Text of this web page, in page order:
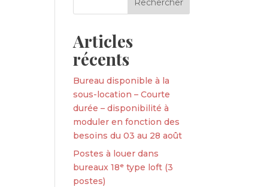
Articles
récents
Bureau disponible à la
sous-location – Courte
durée – disponibilité à
moduler en fonction des
besoins du 03 au 28 août
Postes à louer dans
bureaux 18ᵉ type loft (3
postes)